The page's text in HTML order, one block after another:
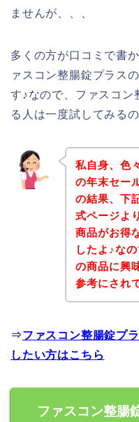
ませんが、、、
多くの方が口コミで書
ァスコン整腸錠プラス
す♪なので、ファスコン
る人は一度試してみる
私自身、色
の年末セー
の結果、下
式ページよ
商品がお得
したよ♪な
の商品に興
参考にされ
⇒ファスコン整腸錠プ
したい方はこちら
ファスコン整腸